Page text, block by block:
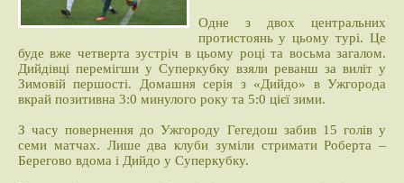
Одне з двох центральних
протистоянь у цьому турі. Це
буде вже четверта зустріч в цьому році та восьма загалом.
Дийдівці перемігши у Суперкубку взяли реванш за виліт у
Зимовій першості. Домашня серія з «Дийдо» в Ужгорода
вкрай позитивна 3:0 минулого року та 5:0 цієї зими.
З часу повернення до Ужгороду Гегедош забив 15 голів у
семи матчах. Лише два клуби зуміли стримати Роберта –
Берегово вдома і Дийдо у Суперкубку.